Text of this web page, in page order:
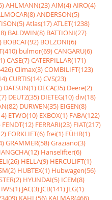
AHLMANN(23)AIM(4)AIRO(4)
ANDERSON(5)
Atlas(17)ATLET(1238)
BALDWIN(8) BATTIONI(27)
BOBCAT(92) BOLZONI(6)
bulmor(69)CANGARU(6)
CASE(7)CATERPILLAR(171)
Climax(3)COMBILIFT(123)
CURTIS(14)CVS(23)
DATSUN(1) DECA(35) Deere(2)
DEUTZ(35) DIETEG(10)div(18)
DURWEN(35) EIGEN(8)
ETWO(10) EXBOX(1) FABA(122)
FENDT(12) FERRARI(23) FIAT(217)
FORKLIFT(6)frei(1) FÜHR(1)
GRAMMER(58)Graziano(3)
Hanselifter(6)
HELLA(9) HERCULIFT(1)
HUBTEX(1) Hubwagen(56)
HYUNDAI(5) ICEM(8)
IWS(1) JAC(3) JCB(141) JLG(1)
KAHL(56) KALMAR(466)